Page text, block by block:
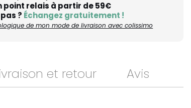
point relais à partir de 59€
? Échangez gratuitement !
de mon mode de livraison avec colissimo
et retour Avis